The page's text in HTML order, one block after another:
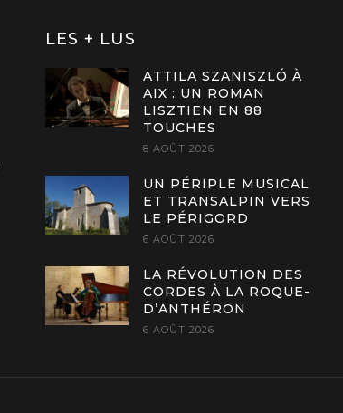
LES + LUS
ATTILA SZANISZLÓ À
AIX : UN ROMAN
LISZTIEN EN 88
TOUCHES
8 AOÛT 2026
UN PÉRIPLE MUSICAL
ET TRANSALPIN VERS
LE PÉRIGORD
6 AOÛT 2026
LA RÉVOLUTION DES
CORDES À LA ROQUE-
D’ANTHÉRON
6 AOÛT 2026